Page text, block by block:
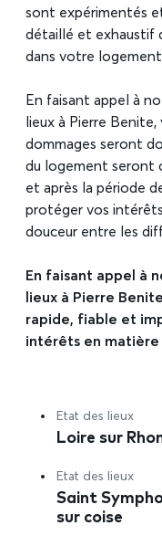
sont expérimentés
détaillé et exhaustif
dans votre
En faisant appel à
lieux à Pierre
dommages seront
du logement seront
et après la période
protéger vos
douceur entre les
En faisant appel à
lieux à Pierre
rapide, fiable et
intérêts en
Etat des lieux
Loire sur
Etat des lieux
Saint
sur coise